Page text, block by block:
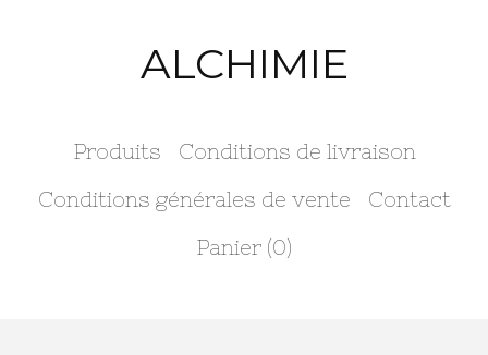
ALCHIMIE
Produits
Conditions de livraison
Conditions générales de vente
Contact
Panier (0)